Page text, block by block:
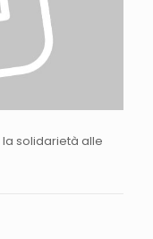
solidarietà alle